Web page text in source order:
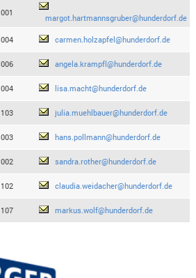
001
margot.hartmannsgruber@hunderdorf.de
004 carmen.holzapfel@hunderdorf.de
006 angela.krampfl@hunderdorf.de
004 lisa.macht@hunderdorf.de
103 julia.muehlbauer@hunderdorf.de
003 hans.pollmann@hunderdorf.de
002 sandra.rother@hunderdorf.de
102 claudia.weidacher@hunderdorf.de
107 markus.wolf@hunderdorf.de